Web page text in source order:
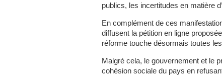
publics, les incertitudes en matière
En complément de ces
diffusent la pétition en ligne
réforme touche désormais toutes
Malgré cela, le gouvernement et le
cohésion sociale du pays en